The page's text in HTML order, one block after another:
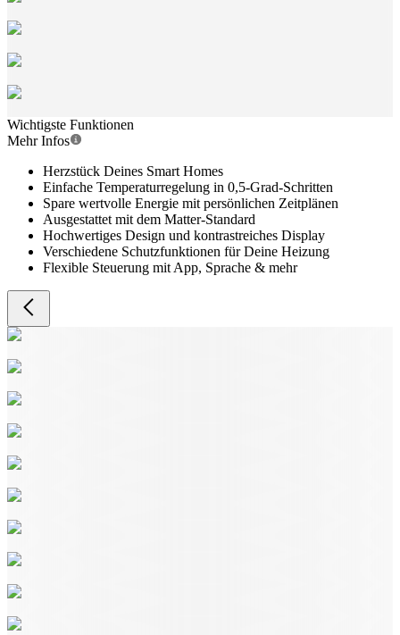
Wichtigste Funktionen
Mehr Infos
Herzstück Deines Smart Homes
Einfache Temperaturregelung in 0,5-Grad-Schritten
Spare wertvolle Energie mit persönlichen Zeitplänen
Ausgestattet mit dem Matter-Standard
Hochwertiges Design und kontrastreiches Display
Verschiedene Schutzfunktionen für Deine Heizung
Flexible Steuerung mit App, Sprache & mehr